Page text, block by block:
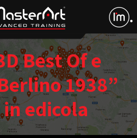
Best Of e
1938”
edicola